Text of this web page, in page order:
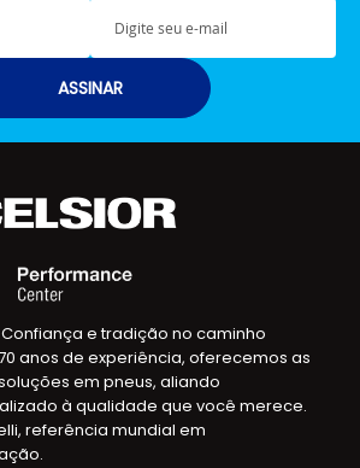
E
m
a
ASSINAR
e tradição no caminho
anos de experiência, oferecemos as
em pneus, aliando
à qualidade que você merece.
referência mundial em